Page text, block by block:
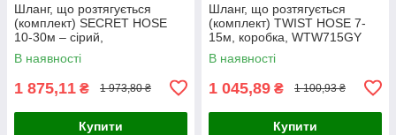
Шланг, що розтягується
(комплект) SECRET HOSE
10-30м – сірий,
WSCH1030GY
В наявності
1 875,11 ₴ 1 973,80 ₴
Купити
Шланг, що розтягується
(комплект) TWIST HOSE 7-
15м, коробка, WTW715GY
В наявності
1 045,89 ₴ 1 100,93 ₴
Купити